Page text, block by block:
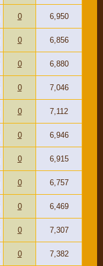
0 6,950
0 6,856
0 6,880
0 7,046
0 7,112
0 6,946
0 6,915
0 6,757
0 6,469
0 7,307
0 7,382